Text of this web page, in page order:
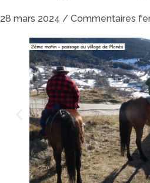
28 mars 2024 / Commentaires